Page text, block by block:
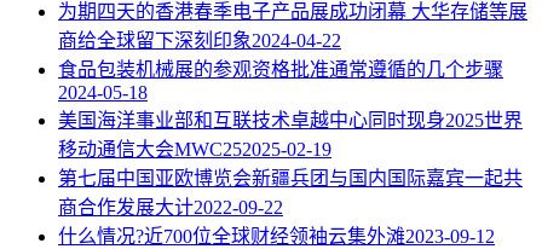
为期四天的香港春季电子产品展成功闭幕 大华存储等展
商给全球留下深刻印象2024-04-22
食品包装机械展的参观资格批准通常遵循的几个步骤
2024-05-18
美国海洋事业部和互联技术卓越中心同时现身2025世界
移动通信大会MWC252025-02-19
第七届中国亚欧博览会新疆兵团与国内国际嘉宾一起共
商合作发展大计2022-09-22
什么情况?近700位全球财经领袖云集外滩2023-09-12